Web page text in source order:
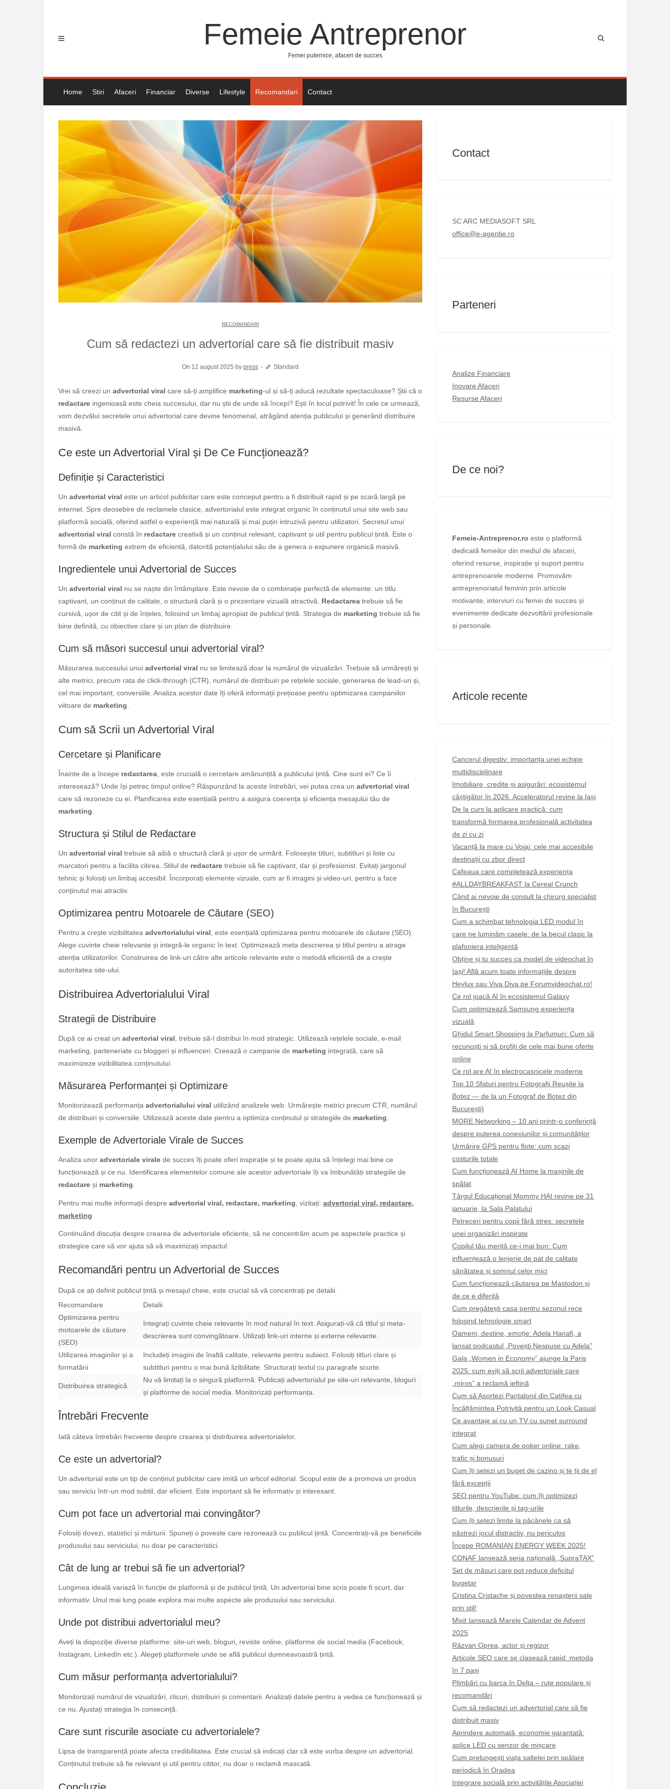
Femeie Antreprenor
Femei puternice, afaceri de succes
Home Stiri Afaceri Financiar Diverse Lifestyle Recomandari Contact
RECOMANDARI
Cum să redactezi un advertorial care să fie distribuit masiv
On 12 august 2025 by press Standard
Vrei să creezi un advertorial viral care să-ți amplifice marketing-ul și să-ți aducă rezultate spectaculoase? Știi că o
redactare ingenioasă este cheia succesului, dar nu știi de unde să începi? Ești în locul potrivit! În cele ce urmează,
vom dezvălui secretele unui advertorial care devine fenomenal, atrăgând atenția publicului și generând distribuire
masivă.
Ce este un Advertorial Viral și De Ce Funcționează?
Definiție și Caracteristici
Un advertorial viral este un articol publicitar care este conceput pentru a fi distribuit rapid și pe scară largă pe
internet. Spre deosebire de reclamele clasice, advertorialul este integrat organic în conținutul unui site web sau
platformă socială, oferind astfel o experiență mai naturală și mai puțin intruzivă pentru utilizatori. Secretul unui
advertorial viral constă în redactare creativă și un conținut relevant, captivant și util pentru publicul țintă. Este o
formă de marketing extrem de eficientă, datorită potențialului său de a genera o expunere organică masivă.
Ingredientele unui Advertorial de Succes
Un advertorial viral nu se naște din întâmplare. Este nevoie de o combinație perfectă de elemente: un titlu
captivant, un conținut de calitate, o structură clară și o prezentare vizuală atractivă. Redactarea trebuie să fie
cursivă, ușor de citit și de înțeles, folosind un limbaj apropiat de publicul țintă. Strategia de marketing trebuie să fie
bine definită, cu obiective clare și un plan de distribuire.
Cum să măsori succesul unui advertorial viral?
Măsurarea succesului unui advertorial viral nu se limitează doar la numărul de vizualizări. Trebuie să urmărești și
alte metrici, precum rata de click-through (CTR), numărul de distribuiri pe rețelele sociale, generarea de lead-uri și,
cel mai important, conversiile. Analiza acestor date îți oferă informații prețioase pentru optimizarea campaniilor
viitoare de marketing
Cum să Scrii un Advertorial Viral
Cercetare și Planificare
Înainte de a începe redactarea , este crucială o cercetare amănunțită a publicului țintă. Cine sunt ei? Ce îi
interesează? Unde își petrec timpul online? Răspunzând la aceste întrebări, vei putea crea un advertorial viral
care să rezoneze cu ei. Planificarea este esențială pentru a asigura coerența și eficiența mesajului tău de
marketing
Structura și Stilul de Redactare
Un advertorial viral trebuie să aibă o structură clară și ușor de urmărit. Folosește titluri, subtitluri și liste cu
marcatori pentru a facilita citirea. Stilul de redactare trebuie să fie captivant, dar și profesionist. Evitați jargonul
tehnic și folosiți un limbaj accesibil. Încorporați elemente vizuale, cum ar fi imagini și video-uri, pentru a face
conținutul mai atractiv.
Optimizarea pentru Motoarele de Căutare (SEO)
Pentru a crește vizibilitatea advertorialului viral, este esențială optimizarea pentru motoarele de căutare (SEO).
Alege cuvinte cheie relevante și integră-le organic în text. Optimizează meta descrierea și titlul pentru a atrage
atenția utilizatorilor. Construirea de link-uri către alte articole relevante este o metodă eficientă de a crește
autoritatea site-ului.
Distribuirea Advertorialului Viral
Strategii de Distribuire
După ce ai creat un advertorial viral , trebuie să-l distribui în mod strategic. Utilizează rețelele sociale, e-mail
marketing, parteneriate cu bloggeri și influenceri. Creează o campanie de marketing integrată, care să
maximizeze vizibilitatea conținutului.
Măsurarea Performanței și Optimizare
Monitorizează performanța advertorialului viral utilizând analizele web. Urmărește metrici precum CTR, numărul
de distribuiri și conversiile. Utilizează aceste date pentru a optimiza conținutul și strategiile de marketing.
Exemple de Advertoriale Virale de Succes
Analiza unor advertoriale virale de succes îți poate oferi inspirație și te poate ajuta să înțelegi mai bine ce
funcționează și ce nu. Identificarea elementelor comune ale acestor advertoriale îți va îmbunătăți strategiile de
redactare și marketing.
Pentru mai multe informații despre advertorial viral, redactare, marketing , vizitați: advertorial viral, redactare,
marketing
Continuând discuția despre crearea de advertoriale eficiente, să ne concentrăm acum pe aspectele practice și
strategice care vă vor ajuta să vă maximizați impactul.
Recomandări pentru un Advertorial de Succes
După ce ați definit publicul țintă și mesajul cheie, este crucial să vă concentrați pe detalii.
Recomandare
Detalii
Optimizarea pentru
motoarele de căutare
(SEO)
Integrați cuvinte cheie relevante în mod natural în text. Asigurați-vă că titlul și meta-
descrierea sunt convingătoare. Utilizați link-uri interne și externe relevante.
Utilizarea imaginilor și a
formatării
Includeți imagini de înaltă calitate, relevante pentru subiect. Folosiți titluri clare și
subtitluri pentru o mai bună lizibilitate. Structurați textul cu paragrafe scurte.
Distribuirea strategică
Nu vă limitați la o singură platformă. Publicați advertorialul pe site-uri relevante, bloguri
și platforme de social media. Monitorizați performanța.
Întrebări Frecvente
Iată câteva întrebări frecvente despre crearea și distribuirea advertorialelor.
Ce este un advertorial?
Un advertorial este un tip de conținut publicitar care imită un articol editorial. Scopul este de a promova un produs
sau serviciu într-un mod subtil, dar eficient. Este important să fie informativ și interesant.
Cum pot face un advertorial mai convingător?
Folosiți dovezi, statistici și mărturii. Spuneți o poveste care rezonează cu publicul țintă. Concentrați-vă pe beneficiile
produsului sau serviciului, nu doar pe caracteristici.
Cât de lung ar trebui să fie un advertorial?
Lungimea ideală variază în funcție de platformă și de publicul țintă. Un advertorial bine scris poate fi scurt, dar
informativ. Unul mai lung poate explora mai multe aspecte ale produsului sau serviciului.
Unde pot distribui advertorialul meu?
Aveți la dispoziție diverse platforme: site-uri web, bloguri, reviste online, platforme de social media (Facebook,
Instagram, LinkedIn etc.). Alegeți platformele unde se află publicul dumneavoastră țintă.
Cum măsur performanța advertorialului?
Monitorizați numărul de vizualizări, clicuri, distribuiri și comentarii. Analizați datele pentru a vedea ce funcționează și
ce nu. Ajustați strategia în consecință.
Care sunt riscurile asociate cu advertorialele?
Lipsa de transparență poate afecta credibilitatea. Este crucial să indicați clar că este vorba despre un advertorial.
Conținutul trebuie să fie relevant și util pentru cititor, nu doar o reclamă mascată.
Contact
SC ARC MEDIASOFT SRL
office@e-agentie.ro
Parteneri
Analize Financiare
Inovare Afaceri
Resurse Afaceri
De ce noi?
Femeie-Antreprenor.ro este o platformă
dedicată femeilor din mediul de afaceri,
oferind resurse, inspirație și suport pentru
antreprenoarele moderne. Promovăm
antreprenoriatul feminin prin articole
motivante, interviuri cu femei de succes și
evenimente dedicate dezvoltării profesionale
și personale.
Articole recente
Cancerul digestiv: importanța unei echipe
multidisciplinare
Imobiliare, credite și asigurări: ecosistemul
câștigător în 2026. Acceleratorul revine la Iași
De la curs la aplicare practică: cum
transformă formarea profesională activitatea
de zi cu zi
Vacanță la mare cu Voiaj: cele mai accesibile
destinații cu zbor direct
Cafeaua care completează experiența
#ALLDAYBREAKFAST la Cereal Crunch
Când ai nevoie de consult la chirurg specialist
în București
Cum a schimbat tehnologia LED modul în
care ne luminăm casele: de la becul clasic la
plafoniera inteligentă
Obține și tu succes ca model de videochat în
Iași! Află acum toate informațiile despre
Heylux sau Viva Diva pe Forumvideochat.ro!
Ce rol joacă AI în ecosistemul Galaxy
Cum optimizează Samsung experiența
vizuală
Ghidul Smart Shopping la Parfumuri: Cum să
recunoști și să profiți de cele mai bune oferte
online
Ce rol are AI în electrocasnicele moderne
Top 10 Sfaturi pentru Fotografii Reușite la
Botez — de la un Fotograf de Botez din
București)
MORE Networking – 10 ani printr-o conferință
despre puterea conexiunilor și comunităților
Urmărire GPS pentru flote: cum scazi
costurile totale
Cum funcționează AI Home la mașinile de
spălat
Târgul Educațional Mommy HAI revine pe 31
ianuarie, la Sala Palatului
Petreceri pentru copii fără stres: secretele
unei organizări inspirate
Copilul tău merită ce-i mai bun: Cum
influențează o lenjerie de pat de calitate
sănătatea și somnul celor mici
Cum funcționează căutarea pe Mastodon și
de ce e diferită
Cum pregătești casa pentru sezonul rece
folosind tehnologie smart
Oameni, destine, emoție: Adela Hanafi, a
lansat podcastul „Povești Nespuse cu Adela”
Gala „Women in Economy” ajunge la Paris
2025: cum eviți să scrii advertoriale care
„miros” a reclamă ieftină
Cum să Asortezi Pantalonii din Catifea cu
Încălțămintea Potrivită pentru un Look Casual
Ce avantaje ai cu un TV cu sunet surround
integrat
Cum alegi camera de poker online: rake,
trafic și bonusuri
Cum îți setezi un buget de cazino și te ții de el
fără excepții
SEO pentru YouTube: cum îți optimizezi
titlurile, descrierile și tag-urile
Cum îți setezi limite la păcănele ca să
păstrezi jocul distractiv, nu periculos
Începe ROMANIAN ENERGY WEEK 2025!
CONAF lansează seria națională „SupraTAX”
Set de măsuri care pot reduce deficitul
bugetar
Cristina Cristache și povestea renașterii sale
prin stil!
Mixit lansează Marele Calendar de Advent
2025
Răzvan Oprea, actor și regizor
Articole SEO care se clasează rapid: metoda
în 7 pași
Plimbări cu barca în Delta – rute populare și
recomandări
Cum să redactezi un advertorial care să fie
distribuit masiv
Aprindere automată, economie garantată:
aplice LED cu senzor de mișcare
Cum prelungești viața saltelei prin spălare
periodică în Oradea
Integrare socială prin activitățile Asociației